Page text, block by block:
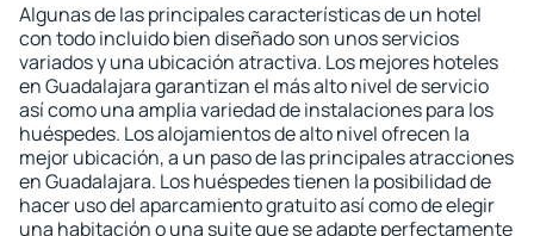
Algunas de las principales características de un hotel
con todo incluido bien diseñado son unos servicios
variados y una ubicación atractiva. Los mejores hoteles
en Guadalajara garantizan el más alto nivel de servicio
así como una amplia variedad de instalaciones para los
huéspedes. Los alojamientos de alto nivel ofrecen la
mejor ubicación, a un paso de las principales atracciones
en Guadalajara. Los huéspedes tienen la posibilidad de
hacer uso del aparcamiento gratuito así como de elegir
una habitación o una suite que se adapte perfectamente